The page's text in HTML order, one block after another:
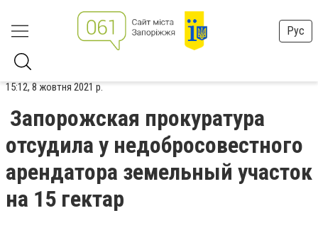
Рус
15:12, 8 жовтня 2021 р.
Запорожская прокуратура
отсудила у недобросовестного
арендатора земельный участок
на 15 гектар